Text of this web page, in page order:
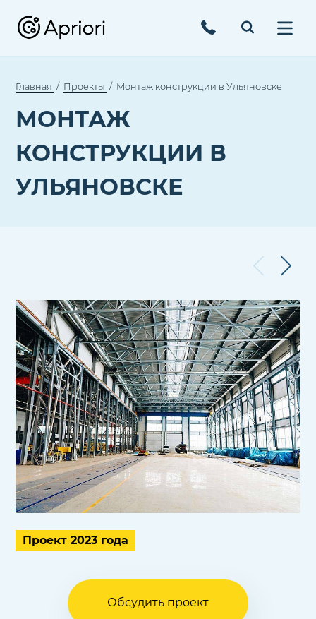
Главная Проекты Монтаж конструкции в Ульяновске
МОНТАЖ
КОНСТРУКЦИИ В
УЛЬЯНОВСКЕ
Проект 2023 года
Обсудить проект